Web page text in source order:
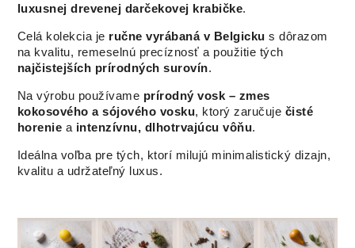
luxusnej drevenej darčekovej krabičke.
Celá kolekcia je ručne vyrábaná v Belgicku s dôrazom
na kvalitu, remeselnú precíznosť a použitie tých
najčistejších prírodných surovín.
Na výrobu používame prírodný vosk – zmes
kokosového a sójového vosku, ktorý zaručuje čisté
horenie a intenzívnu, dlhotrvajúcu vôňu.
Ideálna voľba pre tých, ktorí milujú minimalistický dizajn,
kvalitu a udržateľný luxus.